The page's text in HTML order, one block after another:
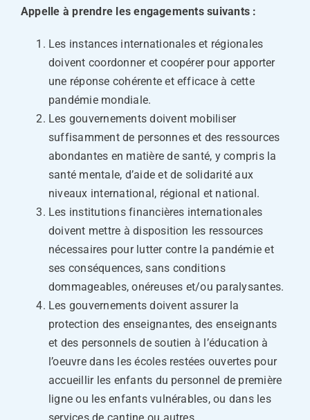
Appelle à prendre les engagements suivants :
Les instances internationales et régionales
doivent coordonner et coopérer pour apporter
une réponse cohérente et efficace à cette
pandémie mondiale.
Les gouvernements doivent mobiliser
suffisamment de personnes et des ressources
abondantes en matière de santé, y compris la
santé mentale, d’aide et de solidarité aux
niveaux international, régional et national.
Les institutions financières internationales
doivent mettre à disposition les ressources
nécessaires pour lutter contre la pandémie et
ses conséquences, sans conditions
dommageables, onéreuses et/ou paralysantes.
Les gouvernements doivent assurer la
protection des enseignantes, des enseignants
et des personnels de soutien à l’éducation à
l’oeuvre dans les écoles restées ouvertes pour
accueillir les enfants du personnel de première
ligne ou les enfants vulnérables, ou dans les
services de cantine ou autres.